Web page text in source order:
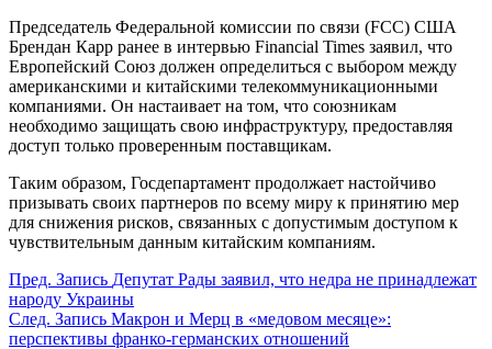
Председатель Федеральной комиссии по связи (FCC) США
Брендан Карр ранее в интервью Financial Times заявил, что
Европейский Союз должен определиться с выбором между
американскими и китайскими телекоммуникационными
компаниями. Он настаивает на том, что союзникам
необходимо защищать свою инфраструктуру, предоставляя
доступ только проверенным поставщикам.
Таким образом, Госдепартамент продолжает настойчиво
призывать своих партнеров по всему миру к принятию мер
для снижения рисков, связанных с допустимым доступом к
чувствительным данным китайским компаниям.
Пред. Запись Депутат Рады заявил, что недра не принадлежат
народу Украины
След. Запись Макрон и Мерц в «медовом месяце»:
перспективы франко-германских отношений